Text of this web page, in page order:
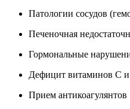
Патологии сосудов
Печеночная
Гормональные
Дефицит витаминов С
Прием антикоагулянтов